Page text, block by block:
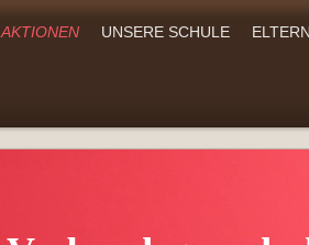
AKTIONEN UNSERE SCHULE ELTERN